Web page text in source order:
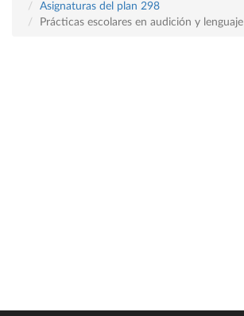
Asignaturas del plan 298
Prácticas escolares en audición y lenguaje